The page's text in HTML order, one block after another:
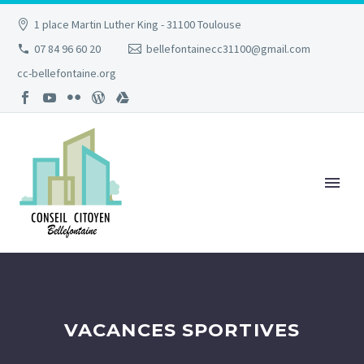
1 place Martin Luther King - 31100 Toulouse
07 84 96 60 20
bellefontainecc31100@gmail.com
cc-bellefontaine.org
VACANCES SPORTIVES